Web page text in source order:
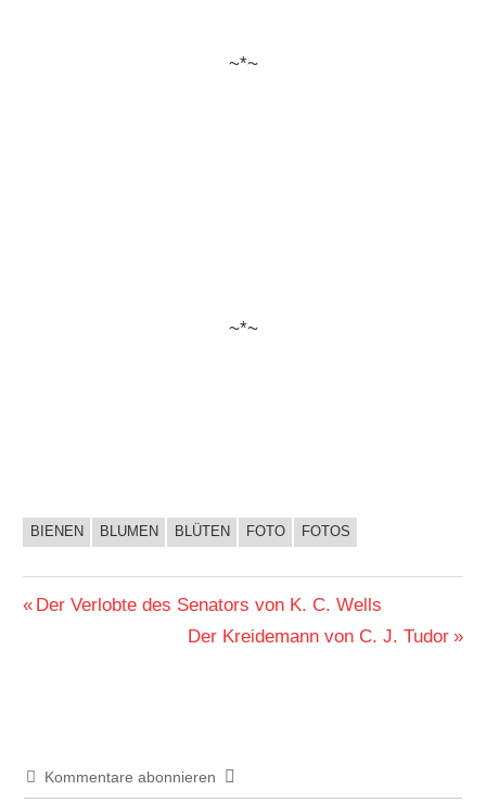
~*~
~*~
FOTO
BIENEN BLUMEN BLÜTEN FOTO FOTOS
Beitragsnavigation
Vorheriger
Der Verlobte des Senators von K. C. Wells
Nächster
Der Kreidemann von C. J. Tudor
Kommentare abonnieren